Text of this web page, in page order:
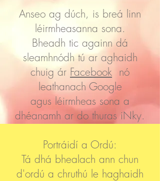
Anseo ag dúch, is breá linn
léirmheasanna sona.
Bheadh tic againn dá
sleamhnódh tú ar aghaidh
chuig ár Facebook nó
leathanach Google
agus léirmheas sona a
dhéanamh ar do thuras iNky.
Portráidí a Ordú:
Tá dhá bhealach ann chun
d'ordú a chruthú le haghaidh